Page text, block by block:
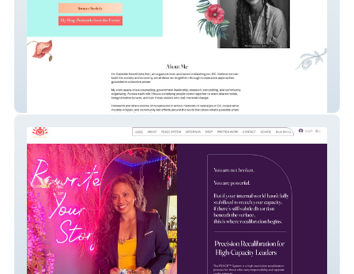
Gabrielle Newell